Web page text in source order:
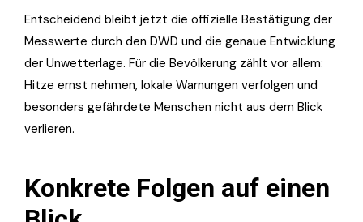
Entscheidend bleibt jetzt die offizielle Bestätigung der
Messwerte durch den DWD und die genaue Entwicklung
der Unwetterlage. Für die Bevölkerung zählt vor allem:
Hitze ernst nehmen, lokale Warnungen verfolgen und
besonders gefährdete Menschen nicht aus dem Blick
verlieren.
Konkrete Folgen auf einen